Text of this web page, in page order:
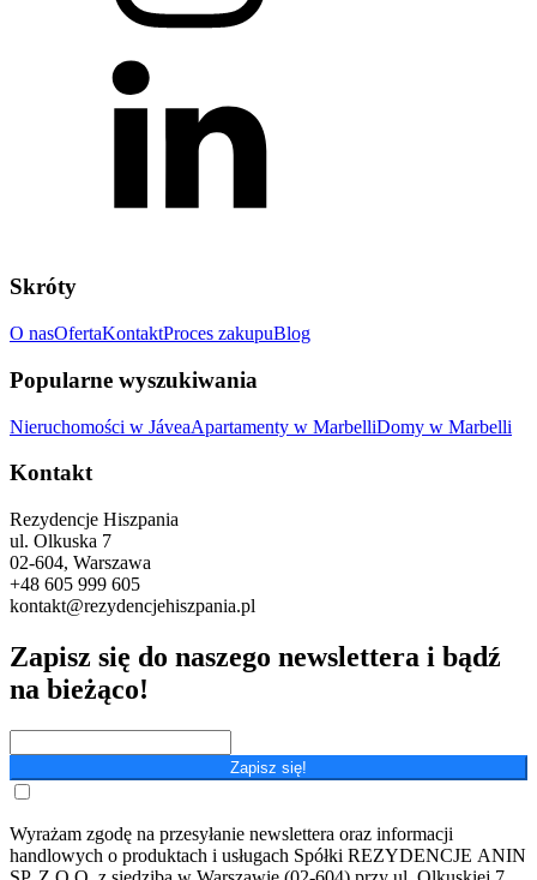
Skróty
O nasOfertaKontaktProces zakupuBlog
Popularne wyszukiwania
Nieruchomości w JáveaApartamenty w MarbelliDomy w Marbelli
Kontakt
Rezydencje Hiszpania
ul. Olkuska 7
02-604, Warszawa
+48 605 999 605
kontakt@rezydencjehiszpania.pl
Zapisz się do naszego newslettera i bądź
na bieżąco!
Zapisz się!
Wyrażam zgodę na przesyłanie newslettera oraz informacji
handlowych o produktach i usługach Spółki REZYDENCJE ANIN